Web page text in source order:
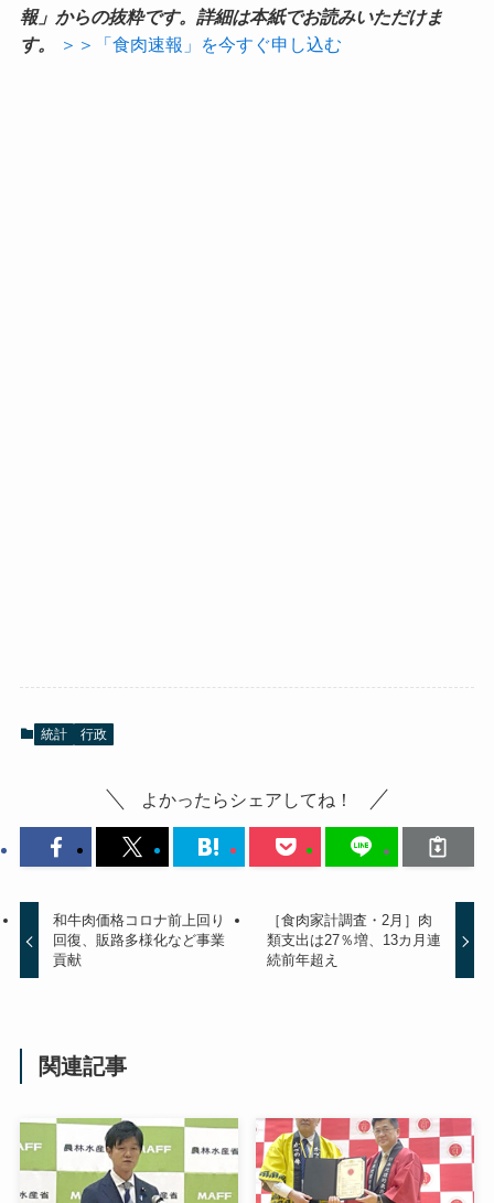
報」からの抜粋です。詳細は本紙でお読みいただけま
す。
＞＞「食肉速報」を今すぐ申し込む
統計 行政
よかったらシェアしてね！
和牛肉価格コロナ前上回り
回復、販路多様化など事業
貢献
［食肉家計調査・2月］肉
類支出は27％増、13カ月連
続前年超え
関連記事